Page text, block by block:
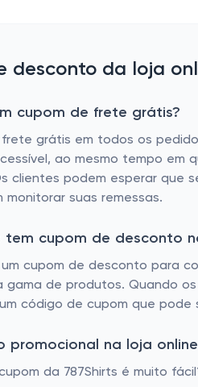
desconto da loja
cupom de frete grátis?
frete grátis em todos os
ao mesmo tempo em
clientes podem esperar que
suas remessas.
tem cupom de desconto
um cupom de desconto para
gama de produtos. Quando
código de cupom que pode
promocional na loja online
da 787Shirts é muito